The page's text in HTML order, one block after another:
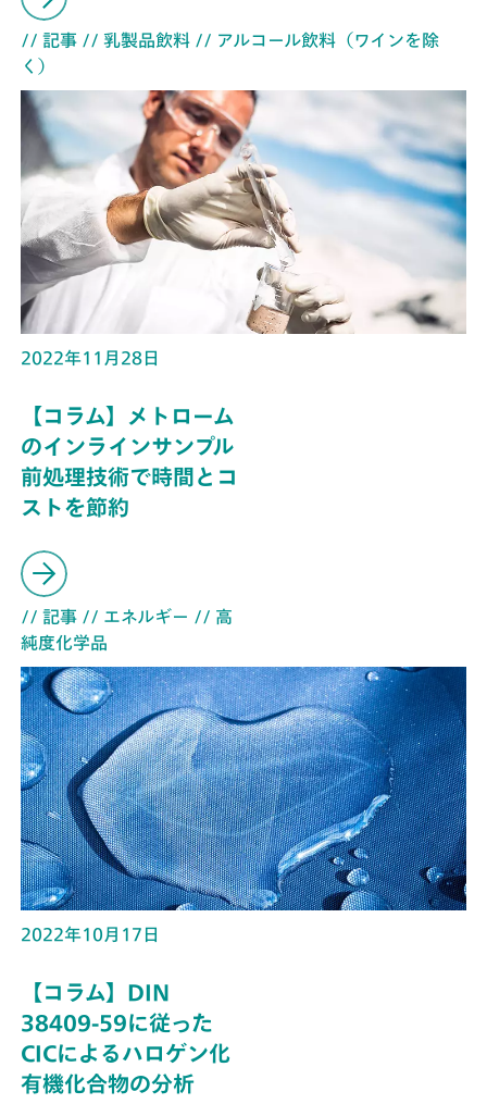
// 記事 // 乳製品飲料 // アルコール飲料（ワインを除
く）
2022年11月28日
【コラム】メトローム
のインラインサンプル
前処理技術で時間とコ
ストを節約
// 記事 // エネルギー // 高
純度化学品
2022年10月17日
【コラム】DIN
38409-59に従った
CICによるハロゲン化
有機化合物の分析